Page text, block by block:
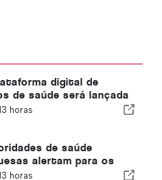
digital de
de saúde será lançada
horas
de saúde
alertam para os
afogamento
horas